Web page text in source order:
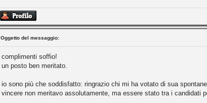
Oggetto del messaggio:
complimenti soffio!
un posto ben meritato.
io sono più che soddisfatto: ringrazio chi mi ha votato di sua
vincere non meritavo assolutamente, ma essere stato tra i candidati